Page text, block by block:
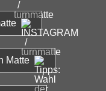
Matte